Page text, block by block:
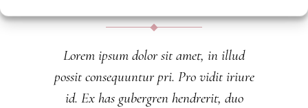
Lorem ipsum dolor sit amet, in illud
possit consequuntur pri. Pro vidit iriure
id. Ex has gubergren hendrerit, duo